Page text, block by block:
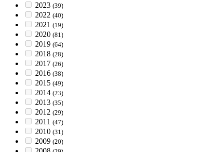
2023 (39)
2022 (40)
2021 (19)
2020 (81)
2019 (64)
2018 (28)
2017 (26)
2016 (38)
2015 (49)
2014 (23)
2013 (35)
2012 (29)
2011 (47)
2010 (31)
2009 (20)